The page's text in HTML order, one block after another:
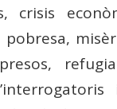
crisis
pobresa,